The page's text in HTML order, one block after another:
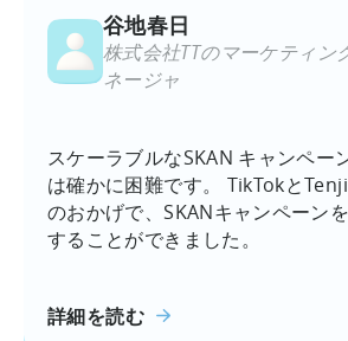
谷地春日
株式会社TTのマーケティン
ネージャ
スケーラブルなSKAN キャンペー
は確かに困難です。 TikTokと
のおかげで、SKANキャンペーン
することができました。
詳細を読む